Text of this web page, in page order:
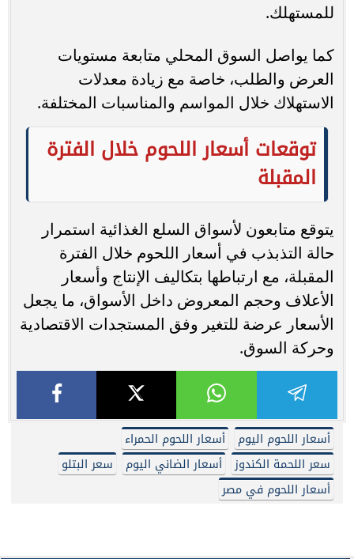
للمستهلك.
كما يواصل السوق المحلي متابعة مستويات
العرض والطلب، خاصة مع زيادة معدلات
الاستهلاك خلال المواسم والمناسبات المختلفة.
توقعات أسعار اللحوم خلال الفترة
المقبلة
يتوقع متابعون لأسواق السلع الغذائية استمرار
حالة التذبذب في أسعار اللحوم خلال الفترة
المقبلة، مع ارتباطها بتكاليف الإنتاج وأسعار
الأعلاف وحجم المعروض داخل الأسواق، ما يجعل
الأسعار عرضة للتغير وفق المستجدات الاقتصادية
وحركة السوق.
أسعار اللحوم اليوم
أسعار اللحوم الحمراء
سعر اللحمة الكندوز
أسعار الضاني اليوم
سعر البتلو
أسعار اللحوم في مصر